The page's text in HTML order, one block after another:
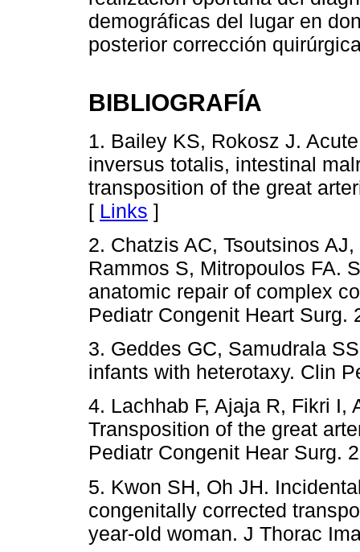
demográficas del lugar en
posterior corrección
BIBLIOGRAFÍA
1. Bailey KS, Rokosz J.
inversus totalis, intestinal
transposition of the great
[ Links ]
2. Chatzis AC, Tsoutsinos
Rammos S, Mitropoulos FA.
anatomic repair of complex
Pediatr Congenit Heart Surg.
3. Geddes GC, Samudrala
infants with heterotaxy. Clin
4. Lachhab F, Ajaja R, Fikri I,
Transposition of the great
Pediatr Congenit Hear Surg.
5. Kwon SH, Oh JH.
congenitally corrected
year-old woman. J Thorac